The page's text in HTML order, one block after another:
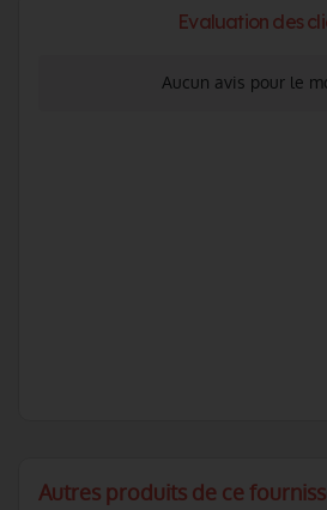
Evaluation des
Aucun avis pour le
Autres produits de ce